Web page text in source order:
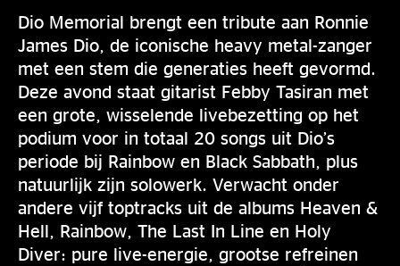
Dio Memorial brengt een tribute aan Ronnie
James Dio, de iconische heavy metal-zanger
met een stem die generaties heeft gevormd.
Deze avond staat gitarist Febby Tasiran met
een grote, wisselende livebezetting op het
podium voor in totaal 20 songs uit Dio’s
periode bij Rainbow en Black Sabbath, plus
natuurlijk zijn solowerk. Verwacht onder
andere vijf toptracks uit de albums Heaven &
Hell, Rainbow, The Last In Line en Holy
Diver: pure live-energie, grootse refreinen